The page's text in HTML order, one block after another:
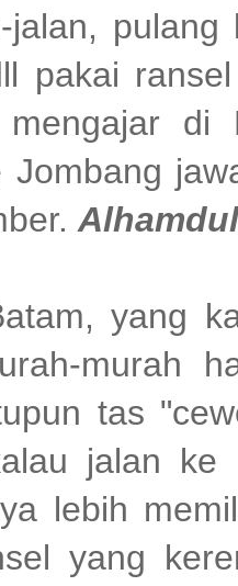
jalan,
pakai
di
Jombang
yang
murah
tas
jalan
lebih
yang